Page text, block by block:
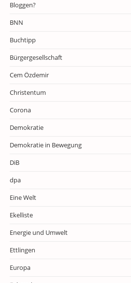
Bloggen?
BNN
Buchtipp
Bürgergesellschaft
Cem Özdemir
Christentum
Corona
Demokratie
Demokratie in Bewegung
DiB
dpa
Eine Welt
Ekelliste
Energie und Umwelt
Ettlingen
Europa